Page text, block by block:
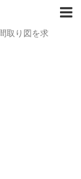
取り図を求